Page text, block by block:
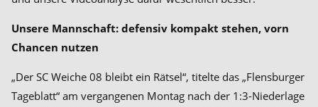
Unsere Mannschaft: defensiv kompakt stehen, vorn
Chancen nutzen
„Der SC Weiche 08 bleibt ein Rätsel“, titelte das „Flensburger
Tageblatt“ am vergangenen Montag nach der 1:3-Niederlage